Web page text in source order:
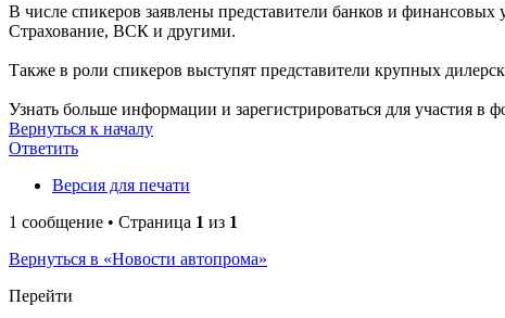
В числе спикеров заявлены представители банков и
Страхование, ВСК и другими.
Также в роли спикеров выступят представители крупных
Узнать больше информации и зарегистрироваться для участия
Вернуться к началу
Ответить
Версия для печати
1 сообщение • Страница 1 из 1
Вернуться в «Новости автопрома»
Перейти